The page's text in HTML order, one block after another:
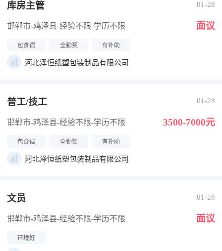
库房主管 01-28
邯郸市-鸡泽县-经验不限-学历不限 面议
包食宿 全勤奖 有补助
河北泽恒纸塑包装制品有限公司
普工/技工 01-28
邯郸市-鸡泽县-经验不限-学历不限 3500-7000元
包食宿 全勤奖 有补助
河北泽恒纸塑包装制品有限公司
文员 01-28
邯郸市-鸡泽县-经验不限-学历不限 面议
环境好